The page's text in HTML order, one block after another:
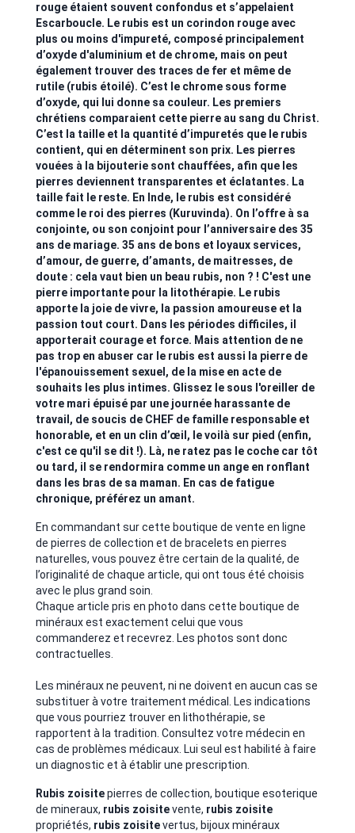
rouge étaient souvent confondus et s’appelaient
Escarboucle. Le rubis est un corindon rouge avec
plus ou moins d'impureté, composé principalement
d’oxyde d'aluminium et de chrome, mais on peut
également trouver des traces de fer et même de
rutile (rubis étoilé). C’est le chrome sous forme
d’oxyde, qui lui donne sa couleur. Les premiers
chrétiens comparaient cette pierre au sang du Christ.
C’est la taille et la quantité d’impuretés que le rubis
contient, qui en déterminent son prix. Les pierres
vouées à la bijouterie sont chauffées, afin que les
pierres deviennent transparentes et éclatantes. La
taille fait le reste. En Inde, le rubis est considéré
comme le roi des pierres (Kuruvinda). On l’offre à sa
conjointe, ou son conjoint pour l’anniversaire des 35
ans de mariage. 35 ans de bons et loyaux services,
d’amour, de guerre, d’amants, de maitresses, de
doute : cela vaut bien un beau rubis, non ? ! C'est une
pierre importante pour la litothérapie. Le rubis
apporte la joie de vivre, la passion amoureuse et la
passion tout court. Dans les périodes difficiles, il
apporterait courage et force. Mais attention de ne
pas trop en abuser car le rubis est aussi la pierre de
l'épanouissement sexuel, de la mise en acte de
souhaits les plus intimes. Glissez le sous l'oreiller de
votre mari épuisé par une journée harassante de
travail, de soucis de CHEF de famille responsable et
honorable, et en un clin d’œil, le voilà sur pied (enfin,
c'est ce qu'il se dit !). Là, ne ratez pas le coche car tôt
ou tard, il se rendormira comme un ange en ronflant
dans les bras de sa maman. En cas de fatigue
chronique, préférez un amant.
En commandant sur cette boutique de vente en ligne
de pierres de collection et de bracelets en pierres
naturelles, vous pouvez être certain de la qualité, de
l’originalité de chaque article, qui ont tous été choisis
avec le plus grand soin.
Chaque article pris en photo dans cette boutique de
minéraux est exactement celui que vous
commanderez et recevrez. Les photos sont donc
contractuelles.
Les minéraux ne peuvent, ni ne doivent en aucun cas se
substituer à votre traitement médical. Les indications
que vous pourriez trouver en lithothérapie, se
rapportent à la tradition. Consultez votre médecin en
cas de problèmes médicaux. Lui seul est habilité à faire
un diagnostic et à établir une prescription.
Rubis zoisitepierres de collection, boutique esoterique
de mineraux, rubis zoisitevente, rubis zoisite
propriétés, rubis zoisitevertus, bijoux minéraux